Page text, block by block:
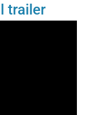
trailer